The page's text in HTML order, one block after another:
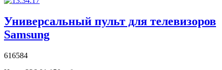
Универсальный пульт для телевизоров
Samsung
616584